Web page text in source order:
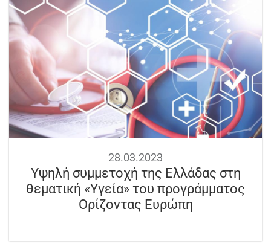
28.03.2023
Υψηλή συμμετοχή της Ελλάδας στη
θεματική «Υγεία» του προγράμματος
Ορίζοντας Ευρώπη